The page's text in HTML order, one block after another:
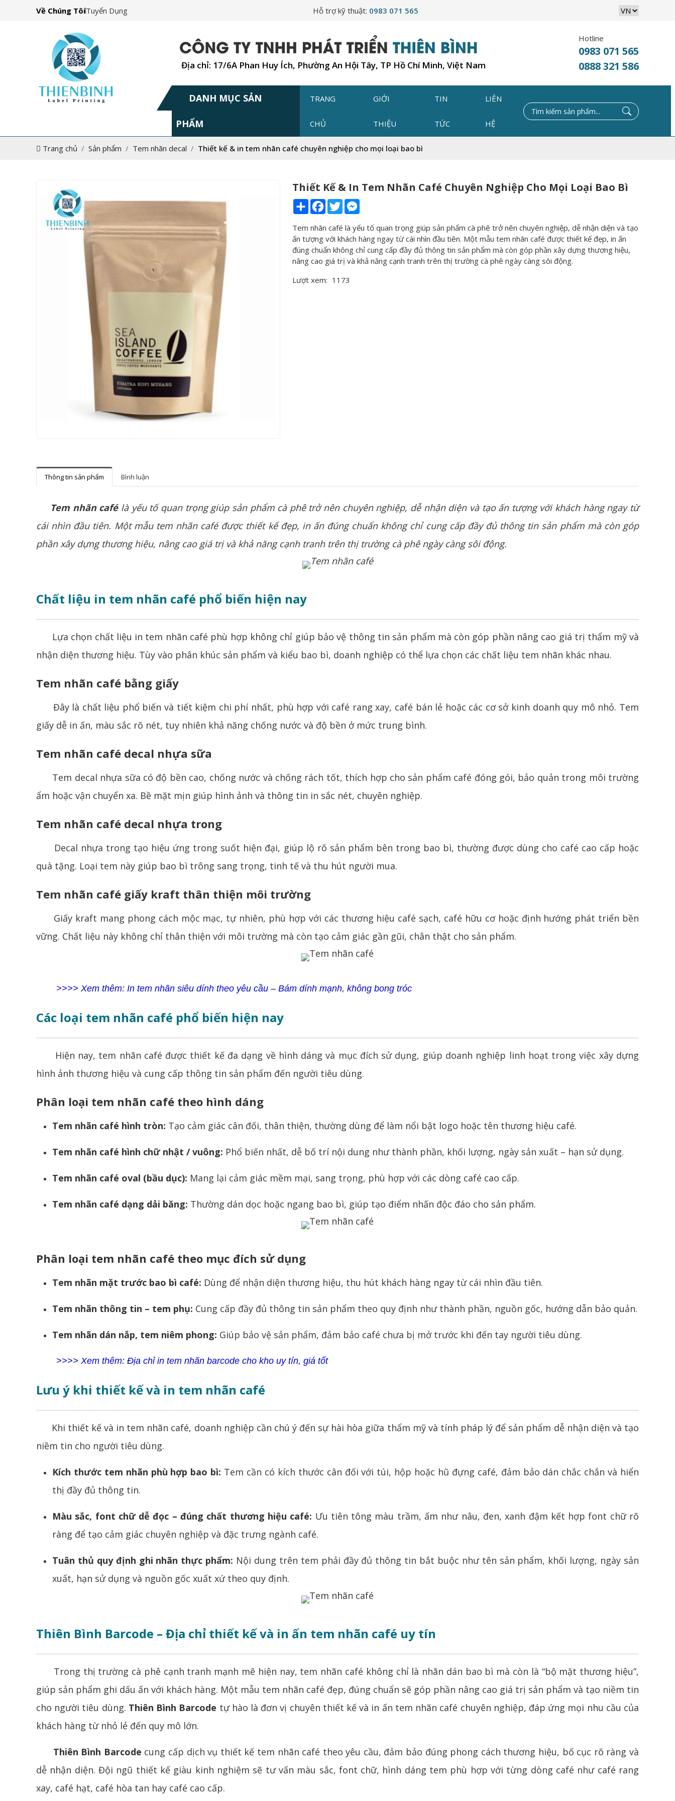
Về Chúng TôiTuyển Dụng Hỗ trợ kỹ thuật: 0983 071 565
Địa chỉ: 17/6A Phan Huy Ích, Phường An Hội Tây, TP Hồ Chí Minh, Việt Nam
Hotline
0983 071 565
0888 321 586
DANH MỤC SẢN
PHẨM
TRANG
CHỦ
GIỚI
THIỆU
TIN
TỨC
LIÊN
HỆ
Trang chủ Sản phẩm Tem nhãn decal Thiết kế & in tem nhãn café chuyên nghiệp cho mọi loại bao bì
Thiết Kế & In Tem Nhãn Café Chuyên Nghiệp Cho Mọi Loại Bao Bì
ShareFacebook
Twitter
Tem nhãn café là yếu tố quan trọng giúp sản phẩm cà phê trở nên chuyên nghiệp, dễ nhận diện và tạo
ấn tượng với khách hàng ngay từ cái nhìn đầu tiên. Một mẫu tem nhãn café được thiết kế đẹp, in ấn
đúng chuẩn không chỉ cung cấp đầy đủ thông tin sản phẩm mà còn góp phần xây dựng thương hiệu,
nâng cao giá trị và khả năng cạnh tranh trên thị trường cà phê ngày càng sôi động.
Lượt xem: 1173
Thông tin sản phẩm Bình luận
Tem nhãn cafélà yếu tố quan trọng giúp sản phẩm cà phê trở nên chuyên nghiệp, dễ nhận diện và tạo ấn tượng với khách hàng ngay từ
cái nhìn đầu tiên. Một mẫu tem nhãn café được thiết kế đẹp, in ấnđúng chuẩn không chỉ cung cấp đầy đủ thông tin sản phẩm mà còn góp
phần xây dựng thương hiệu, nâng cao giá trị và khả năng cạnh tranh trên thị trường cà phê ngày càng sôi động.
Chất liệu in tem nhãn café phổ biến hiện nay
Lựa chọn chất liệu in tem nhãn café phù hợp không chỉ giúp bảo vệ thông tin sản phẩm mà còn góp phần nâng cao giá trị thẩm mỹ và
nhận diện thương hiệu. Tùy vào phân khúc sản phẩm và kiểu bao bì, doanh nghiệp có thể lựa chọn các chất liệu tem nhãn khác nhau.
Tem nhãn café bằng giấy
Đây là chất liệu phổ biến và tiết kiệm chi phí nhất, phù hợp với café rang xay, café bán lẻ hoặc các cơ sở kinh doanh quy mô nhỏ. Tem
giấy dễ in ấn, màu sắc rõ nét, tuy nhiên khả năng chống nước và độ bền ở mức trung bình.
Tem nhãn café decal nhựa sữa
Tem decal nhựa sữa có độ bền cao, chống nước và chống rách tốt, thích hợp cho sản phẩm café đóng gói, bảo quản trong môi trường
ẩm hoặc vận chuyển xa. Bề mặt mịn giúp hình ảnh và thông tin in sắc nét, chuyên nghiệp.
Tem nhãn café decal nhựa trong
Decal nhựa trong tạo hiệu ứng trong suốt hiện đại, giúp lộ rõ sản phẩm bên trong bao bì, thường được dùng cho café cao cấp hoặc
quà tặng. Loại tem này giúp bao bì trông sang trọng, tinh tế và thu hút người mua.
Tem nhãn café giấy kraft thân thiện môi trường
Giấy kraft mang phong cách mộc mạc, tự nhiên, phù hợp với các thương hiệu café sạch, café hữu cơ hoặc định hướng phát triển bền
vững. Chất liệu này không chỉ thân thiện với môi trường mà còn tạo cảm giác gần gũi, chân thật cho sản phẩm.
>>>> Xem thêm: In tem nhãn siêu dính theo yêu cầu – Bám dính mạnh, không bong tróc
Các loại tem nhãn café phổ biến hiện nay
Hiện nay, tem nhãn café được thiết kế đa dạng về hình dáng và mục đích sử dụng, giúp doanh nghiệp linh hoạt trong việc xây dựng
hình ảnh thương hiệu và cung cấp thông tin sản phẩm đến người tiêu dùng.
Phân loại tem nhãn café theo hình dáng
Tem nhãn café hình tròn: Tạo cảm giác cân đối, thân thiện, thường dùng để làm nổi bật logo hoặc tên thương hiệu café.
Tem nhãn café hình chữ nhật / vuông: Phổ biến nhất, dễ bố trí nội dung như thành phần, khối lượng, ngày sản xuất – hạn sử dụng.
Tem nhãn café oval (bầu dục): Mang lại cảm giác mềm mại, sang trọng, phù hợp với các dòng café cao cấp.
Tem nhãn café dạng dải băng: Thường dán dọc hoặc ngang bao bì, giúp tạo điểm nhấn độc đáo cho sản phẩm.
Phân loại tem nhãn café theo mục đích sử dụng
Tem nhãn mặt trước bao bì café: Dùng để nhận diện thương hiệu, thu hút khách hàng ngay từ cái nhìn đầu tiên.
Tem nhãn thông tin – tem phụ: Cung cấp đầy đủ thông tin sản phẩm theo quy định như thành phần, nguồn gốc, hướng dẫn bảo quản.
Tem nhãn dán nắp, tem niêm phong: Giúp bảo vệ sản phẩm, đảm bảo café chưa bị mở trước khi đến tay người tiêu dùng.
>>>> Xem thêm: Địa chỉ in tem nhãn barcode cho kho uy tín, giá tốt
Lưu ý khi thiết kế và in tem nhãn café
Khi thiết kế và in tem nhãn café, doanh nghiệp cần chú ý đến sự hài hòa giữa thẩm mỹ và tính pháp lý để sản phẩm dễ nhận diện và tạo
niềm tin cho người tiêu dùng.
Kích thước tem nhãn phù hợp bao bì: Tem cần có kích thước cân đối với túi, hộp hoặc hũ đựng café, đảm bảo dán chắc chắn và hiển
thị đầy đủ thông tin.
Màu sắc, font chữ dễ đọc – đúng chất thương hiệu café: Ưu tiên tông màu trầm, ấm như nâu, đen, xanh đậm kết hợp font chữ rõ
ràng để tạo cảm giác chuyên nghiệp và đặc trưng ngành café.
Tuân thủ quy định ghi nhãn thực phẩm: Nội dung trên tem phải đầy đủ thông tin bắt buộc như tên sản phẩm, khối lượng, ngày sản
xuất, hạn sử dụng và nguồn gốc xuất xứ theo quy định.
Thiên Bình Barcode – Địa chỉ thiết kế và in ấn tem nhãn café uy tín
Trong thị trường cà phê cạnh tranh mạnh mẽ hiện nay, tem nhãn café không chỉ là nhãn dán bao bì mà còn là “bộ mặt thương hiệu”,
giúp sản phẩm ghi dấu ấn với khách hàng. Một mẫu tem nhãn café đẹp, đúng chuẩn sẽ góp phần nâng cao giá trị sản phẩm và tạo niềm tin
cho người tiêu dùng. Thiên Bình Barcode tự hào là đơn vị chuyên thiết kế và in ấn tem nhãn café chuyên nghiệp, đáp ứng mọi nhu cầu của
khách hàng từ nhỏ lẻ đến quy mô lớn.
Thiên Bình Barcode cung cấp dịch vụ thiết kế tem nhãn café theo yêu cầu, đảm bảo đúng phong cách thương hiệu, bố cục rõ ràng và
dễ nhận diện. Đội ngũ thiết kế giàu kinh nghiệm sẽ tư vấn màu sắc, font chữ, hình dáng tem phù hợp với từng dòng café như café rang
xay, café hạt, café hòa tan hay café cao cấp.